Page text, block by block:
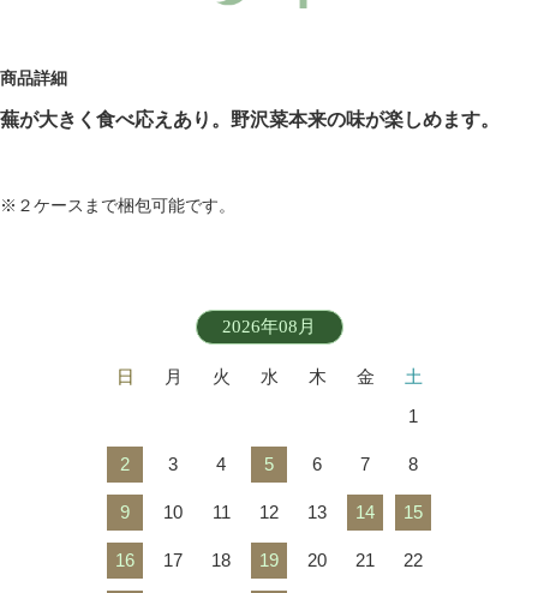
商品詳細
蕪が大きく食べ応えあり。野沢菜本来の味が楽しめます。
※２ケースまで梱包可能です。
2026年08月
日 月 火 水 木 金
土
1
2 3 4 5 6 7 8
9 10 11 12 13 14 15
16 17 18 19 20 21 22